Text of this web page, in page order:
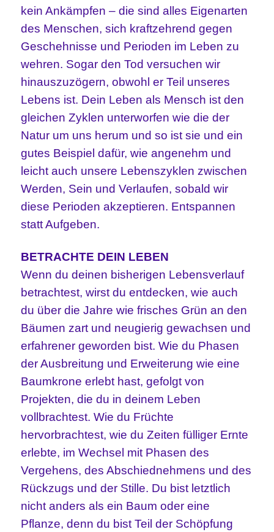
kein Ankämpfen – die sind alles Eigenarten
des Menschen, sich kraftzehrend gegen
Geschehnisse und Perioden im Leben zu
wehren. Sogar den Tod versuchen wir
hinauszuzögern, obwohl er Teil unseres
Lebens ist. Dein Leben als Mensch ist den
gleichen Zyklen unterworfen wie die der
Natur um uns herum und so ist sie und ein
gutes Beispiel dafür, wie angenehm und
leicht auch unsere Lebenszyklen zwischen
Werden, Sein und Verlaufen, sobald wir
diese Perioden akzeptieren. Entspannen
statt Aufgeben.
BETRACHTE DEIN LEBEN
Wenn du deinen bisherigen Lebensverlauf
betrachtest, wirst du entdecken, wie auch
du über die Jahre wie frisches Grün an den
Bäumen zart und neugierig gewachsen und
erfahrener geworden bist. Wie du Phasen
der Ausbreitung und Erweiterung wie eine
Baumkrone erlebt hast, gefolgt von
Projekten, die du in deinem Leben
vollbrachtest. Wie du Früchte
hervorbrachtest, wie du Zeiten fülliger Ernte
erlebte, im Wechsel mit Phasen des
Vergehens, des Abschiednehmens und des
Rückzugs und der Stille. Du bist letztlich
nicht anders als ein Baum oder eine
Pflanze, denn du bist Teil der Schöpfung